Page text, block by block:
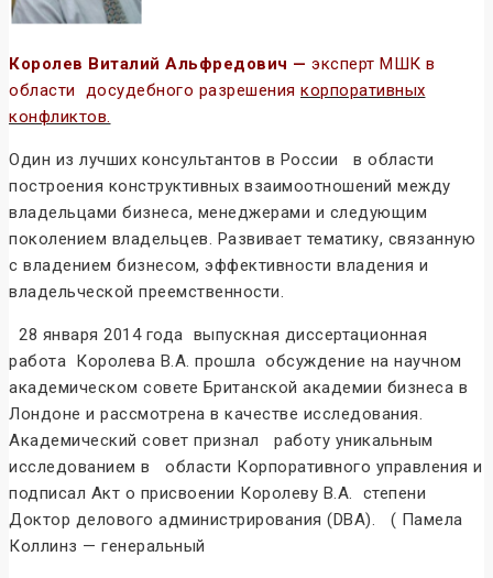
Королев Виталий Альфредович — эксперт МШК в
области досудебного разрешения корпоративных
конфликтов.
Один из лучших консультантов в России в области
построения конструктивных взаимоотношений между
владельцами бизнеса, менеджерами и следующим
поколением владельцев. Развивает тематику, связанную
с владением бизнесом, эффективности владения и
владельческой преемственности.
28 января 2014 года выпускная диссертационная
работа Королева В.А. прошла обсуждение на научном
академическом совете Британской академии бизнеса в
Лондоне и рассмотрена в качестве исследования.
Академический совет признал работу уникальным
исследованием в области Корпоративного управления и
подписал Акт о присвоении Королеву В.А. степени
Доктор делового администрирования (DBA). ( Памела
Коллинз — генеральный